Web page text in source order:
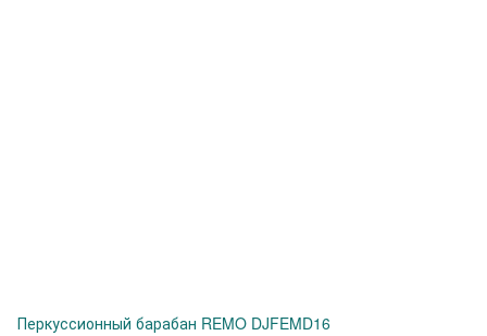
Перкуссионный барабан REMO DJFEMD16